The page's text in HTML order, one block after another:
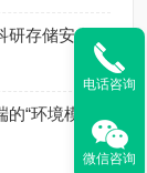
存储安全
电话咨询
微信咨询